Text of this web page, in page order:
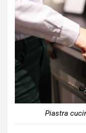
Piastra